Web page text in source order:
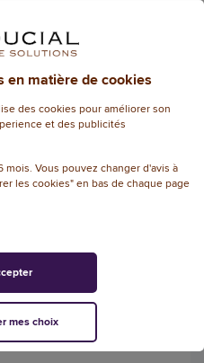
Non
0
en matière de cookies
des cookies pour améliorer son
et des publicités
Vous pouvez changer d'avis à
les cookies" en bas de chaque page
mes choix